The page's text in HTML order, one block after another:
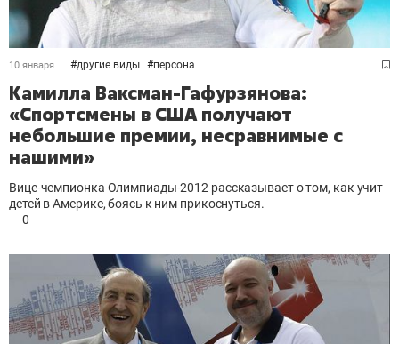
10 января #другие виды #персона
Камилла Ваксман-Гафурзянова:
«Спортсмены в США получают
небольшие премии, несравнимые с
нашими»
Вице-чемпионка Олимпиады-2012 рассказывает о том, как учит
детей в Америке, боясь к ним прикоснуться.
0